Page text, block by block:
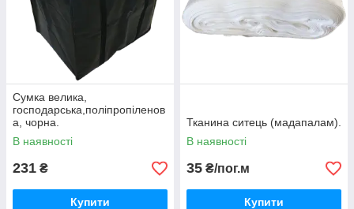
Сумка велика,
господарська,поліпропіленов
а, чорна.
В наявності
231 ₴
Купити
Тканина ситець (мадапалам).
В наявності
35 ₴/пог.м
Купити